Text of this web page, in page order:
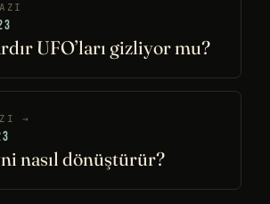
UFO’ları gizliyor mu?
→
nasıl dönüştürür?